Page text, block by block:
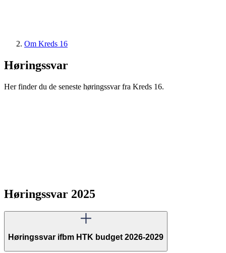
Om Kreds 16
Høringssvar
Her finder du de seneste høringssvar fra Kreds 16.
Høringssvar 2025
Høringssvar ifbm HTK budget 2026-2029